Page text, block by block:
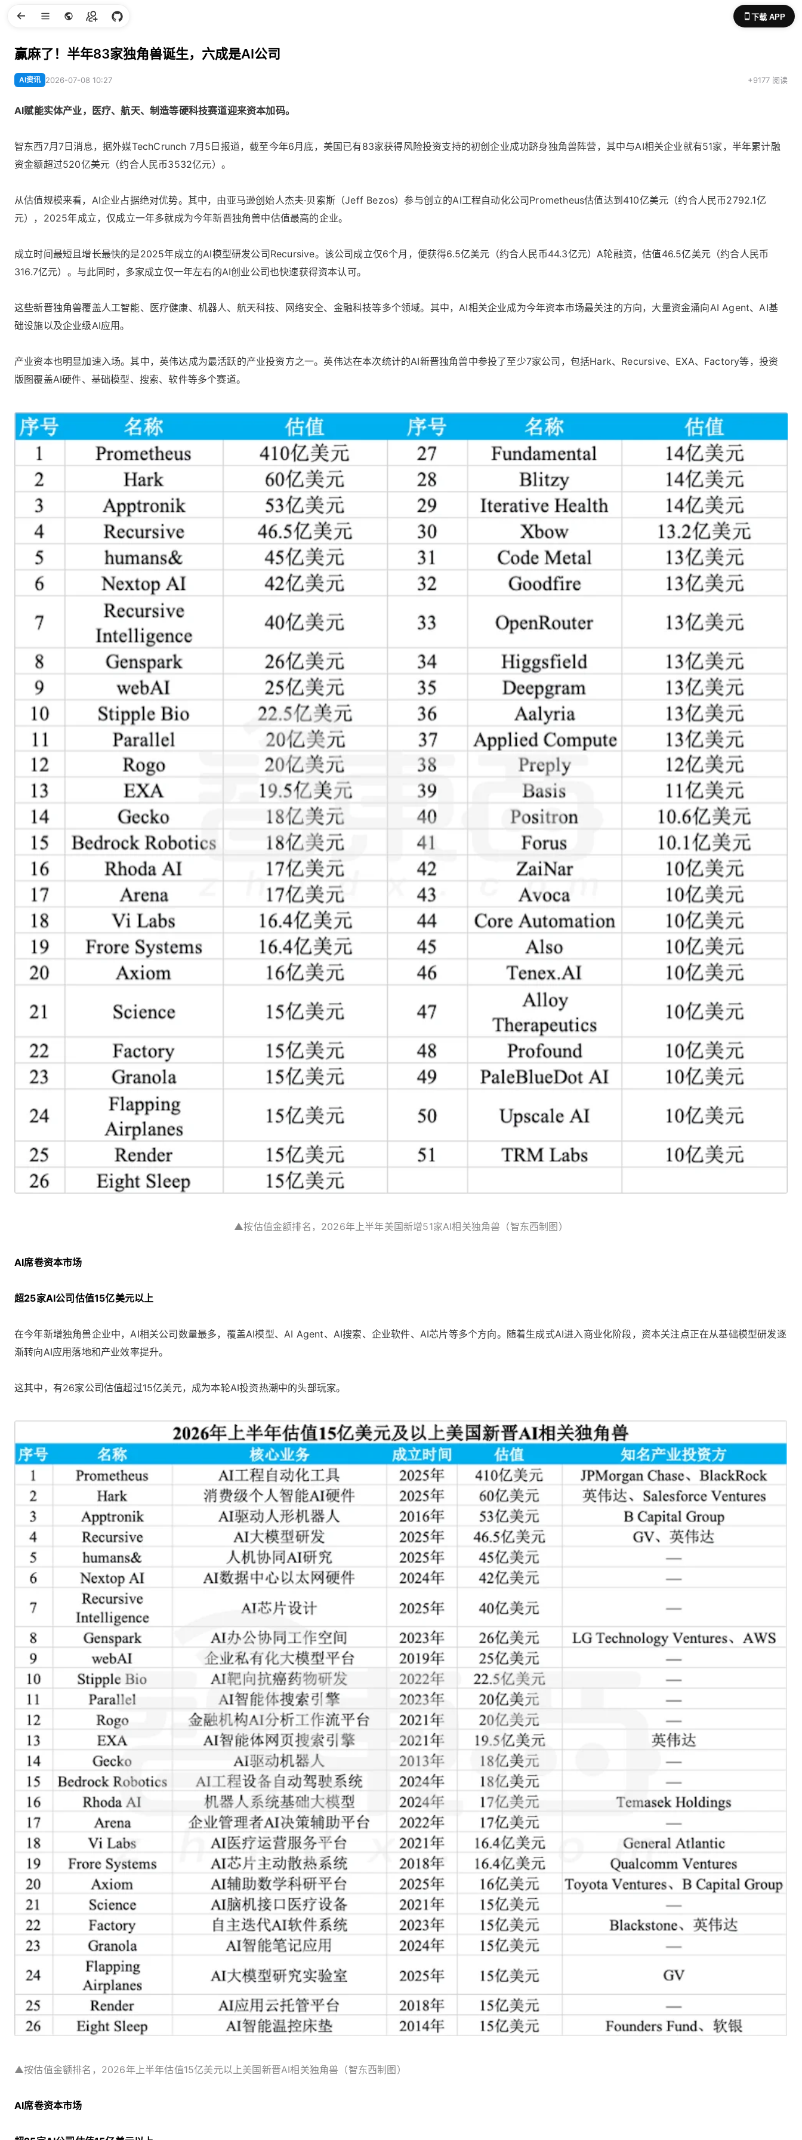
下载 APP
赢麻了！半年83家独角兽诞生，六成是AI公司
AI资讯 2026-07-08 10:27 +9177 阅读
AI赋能实体产业，医疗、航天、制造等硬科技赛道迎来资本加码。
智东西7月7日消息，据外媒TechCrunch 7月5日报道，截至今年6月底，美国已有83家获得风险投资支持的初创企业成功跻身独角兽阵营，其中与AI相关企业就有51家，半年累计融
资金额超过520亿美元（约合人民币3532亿元）。
从估值规模来看，AI企业占据绝对优势。其中，由亚马逊创始人杰夫·贝索斯（Jeff Bezos）参与创立的AI工程自动化公司Prometheus估值达到410亿美元（约合人民币2792.1亿
元），2025年成立，仅成立一年多就成为今年新晋独角兽中估值最高的企业。
成立时间最短且增长最快的是2025年成立的AI模型研发公司Recursive。该公司成立仅6个月，便获得6.5亿美元（约合人民币44.3亿元）A轮融资，估值46.5亿美元（约合人民币
316.7亿元）。与此同时，多家成立仅一年左右的AI创业公司也快速获得资本认可。
这些新晋独角兽覆盖人工智能、医疗健康、机器人、航天科技、网络安全、金融科技等多个领域。其中，AI相关企业成为今年资本市场最关注的方向，大量资金涌向AI Agent、AI基
础设施以及企业级AI应用。
产业资本也明显加速入场。其中，英伟达成为最活跃的产业投资方之一。英伟达在本次统计的AI新晋独角兽中参投了至少7家公司，包括Hark、Recursive、EXA、Factory等，投资
版图覆盖AI硬件、基础模型、搜索、软件等多个赛道。
▲按估值金额排名，2026年上半年美国新增51家AI相关独角兽（智东西制图）
AI席卷资本市场
超25家AI公司估值15亿美元以上
在今年新增独角兽企业中，AI相关公司数量最多，覆盖AI模型、AI Agent、AI搜索、企业软件、AI芯片等多个方向。随着生成式AI进入商业化阶段，资本关注点正在从基础模型研发逐
渐转向AI应用落地和产业效率提升。
这其中，有26家公司估值超过15亿美元，成为本轮AI投资热潮中的头部玩家。
▲按估值金额排名，2026年上半年估值15亿美元以上美国新晋AI相关独角兽（智东西制图）
AI席卷资本市场